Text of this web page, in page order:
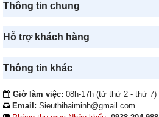
Thông tin chung
Hỗ trợ khách hàng
Thông tin khác
Giờ làm việc: 08h-17h (từ thứ 2 - thứ 7)
Email: Sieuthihaiminh@gmail.com